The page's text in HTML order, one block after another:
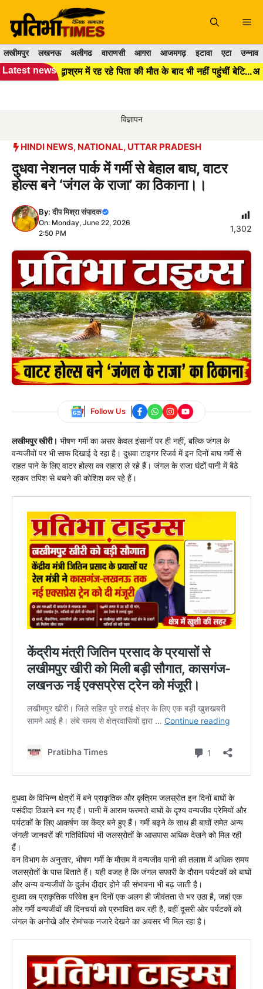
content
लखीमपुर लखनऊ अलीगढ वाराणसी आगरा आजमगढ़ इटावा एटा उन्नाव
Latest news वृद्धाश्रम में रह रहे पिता की मौत के बाद भी नहीं पहुंचीं बेटियां, ₹5100 भेजकर वीडियो कॉल पर देखा अंत...
विज्ञापन
HINDI NEWS, NATIONAL, UTTAR PRADESH
दुधवा नेशनल पार्क में गर्मी से बेहाल बाघ, वाटर
होल्स बने ‘जंगल के राजा’ का ठिकाना।।
By:दीप मिश्रा संपादक
On: Monday, June 22, 2026
2:50 PM
1,302
Follow Us
लखीमपुर खीरी। भीषण गर्मी का असर केवल इंसानों पर ही नहीं, बल्कि जंगल के
वन्यजीवों पर भी साफ दिखाई दे रहा है। दुधवा टाइगर रिजर्व में इन दिनों बाघ गर्मी से
राहत पाने के लिए वाटर होल्स का सहारा ले रहे हैं। जंगल के राजा घंटों पानी में बैठे
रहकर तपिश से बचने की कोशिश कर रहे हैं।
दुधवा के विभिन्न क्षेत्रों में बने प्राकृतिक और कृत्रिम जलस्रोत इन दिनों बाघों के
पसंदीदा ठिकाने बन गए हैं। पानी में आराम फरमाते बाघों के दृश्य वन्यजीव प्रेमियों और
पर्यटकों के लिए आकर्षण का केंद्र बने हुए हैं। गर्मी बढ़ने के साथ ही बाघों समेत अन्य
जंगली जानवरों की गतिविधियां भी जलस्रोतों के आसपास अधिक देखने को मिल रही
हैं।
वन विभाग के अनुसार, भीषण गर्मी के मौसम में वन्यजीव पानी की तलाश में अधिक समय
जलस्रोतों के पास बिताते हैं। यही वजह है कि जंगल सफारी के दौरान पर्यटकों को बाघों
और अन्य वन्यजीवों के दुर्लभ दीदार होने की संभावना भी बढ़ जाती है।
दुधवा का प्राकृतिक परिवेश इन दिनों एक अलग ही जीवंतता से भर उठा है, जहां एक
ओर गर्मी वन्यजीवों की दिनचर्या को प्रभावित कर रही है, वहीं दूसरी ओर पर्यटकों को
जंगल के अनोखे और रोमांचक नजारे देखने का अवसर भी मिल रहा है।